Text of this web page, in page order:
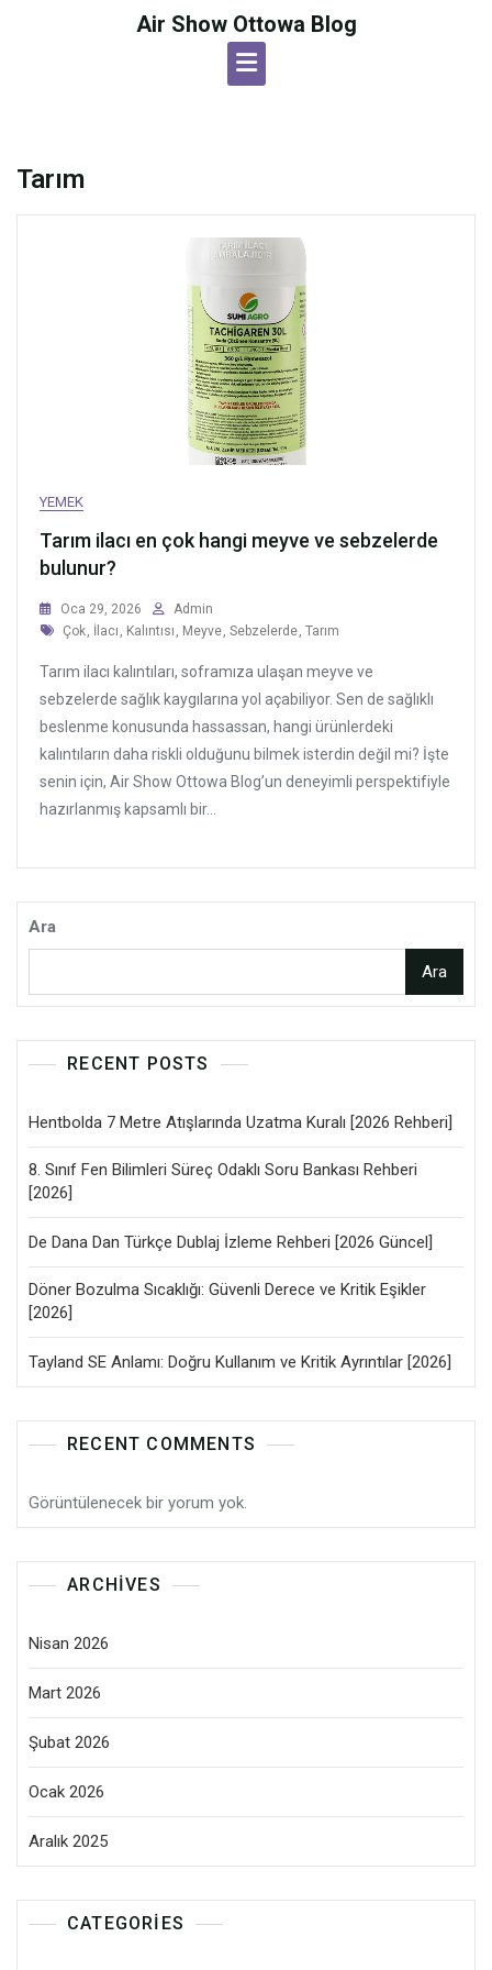
Air Show Ottowa Blog
Tarım
YEMEK
Tarım ilacı en çok hangi meyve ve sebzelerde
bulunur?
Oca 29, 2026
Admin
Tags
Çok, İlacı , Kalıntısı , Meyve, Sebzelerde, Tarım
Tarım ilacı kalıntıları, soframıza ulaşan meyve ve
sebzelerde sağlık kaygılarına yol açabiliyor. Sen de sağlıklı
beslenme konusunda hassassan, hangi ürünlerdeki
kalıntıların daha riskli olduğunu bilmek isterdin değil mi? İşte
senin için, Air Show Ottowa Blog’un deneyimli perspektifiyle
hazırlanmış kapsamlı bir...
Ara
Ara
RECENT POSTS
Hentbolda 7 Metre Atışlarında Uzatma Kuralı [2026 Rehberi]
8. Sınıf Fen Bilimleri Süreç Odaklı Soru Bankası Rehberi
[2026]
De Dana Dan Türkçe Dublaj İzleme Rehberi [2026 Güncel]
Döner Bozulma Sıcaklığı: Güvenli Derece ve Kritik Eşikler
[2026]
Tayland SE Anlamı: Doğru Kullanım ve Kritik Ayrıntılar [2026]
RECENT COMMENTS
Görüntülenecek bir yorum yok.
ARCHIVES
Nisan 2026
Mart 2026
Şubat 2026
Ocak 2026
Aralık 2025
CATEGORIES